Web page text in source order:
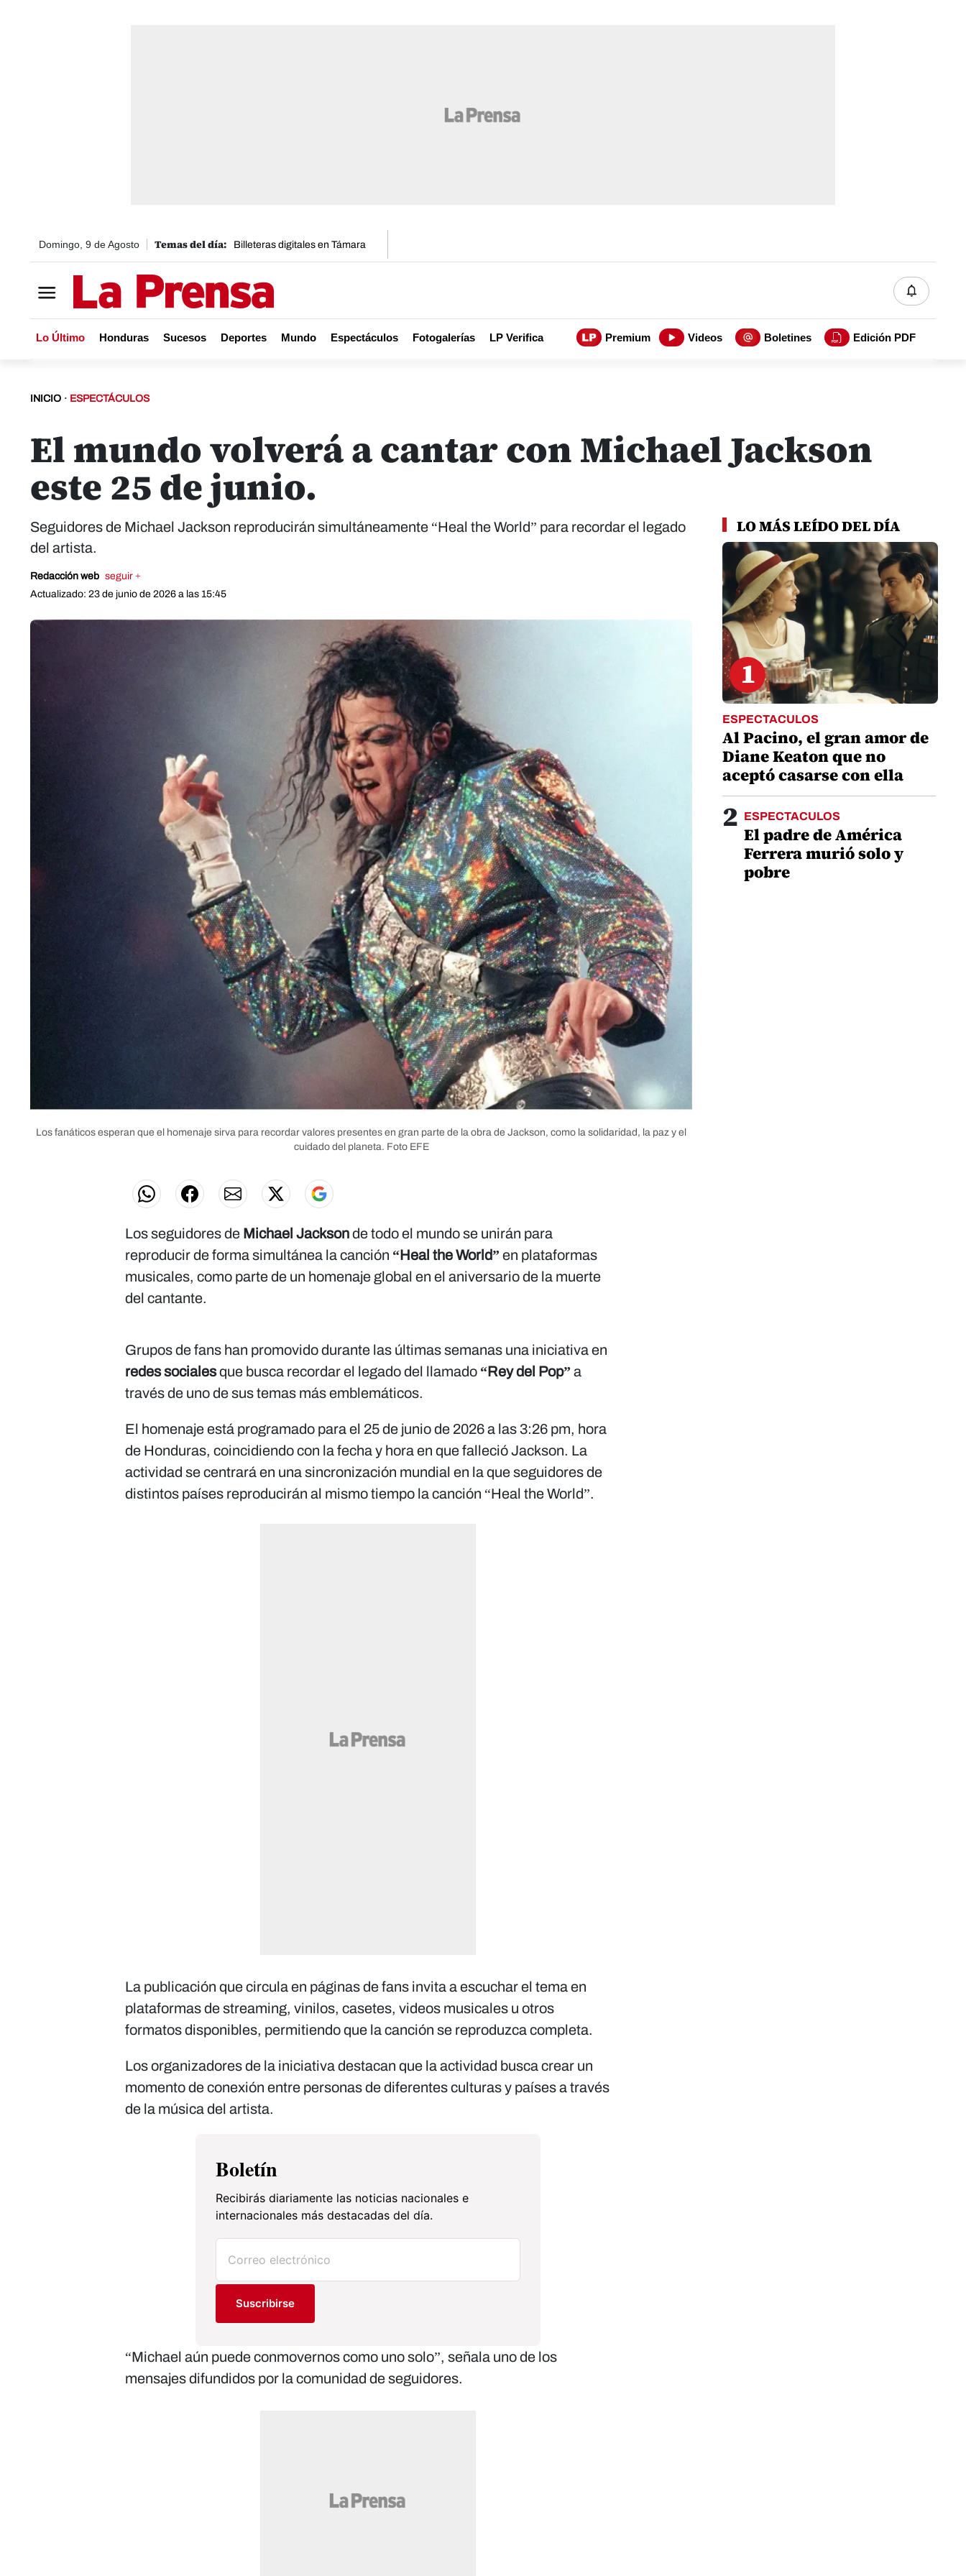
Domingo, 9 de Agosto Billeteras digitales en Támara
Lo Último Honduras Sucesos Deportes Mundo Espectáculos Fotogalerías LP Verifica Premium Videos Boletines Edición PDF
INICIO · ESPECTÁCULOS
El mundo volverá a cantar con Michael Jackson
este 25 de junio.
Seguidores de Michael Jackson reproducirán simultáneamente “Heal the World” para recordar el legado
del artista.
Redacción web seguir +
Actualizado: 23 de junio de 2026 a las 15:45
Los fanáticos esperan que el homenaje sirva para recordar valores presentes en gran parte de la obra de Jackson, como la solidaridad, la paz y el
cuidado del planeta. Foto EFE
Los seguidores de Michael Jacksonde todo el mundo se unirán para
reproducir de forma simultánea la canción “Heal the World” en plataformas
musicales, como parte de un homenaje global en el aniversario de la muerte
del cantante.
Grupos de fans han promovido durante las últimas semanas una iniciativa en
redes socialesque busca recordar el legado del llamado “Rey del Pop” a
través de uno de sus temas más emblemáticos.
El homenaje está programado para el 25 de junio de 2026 a las 3:26 pm, hora
de Honduras, coincidiendo con la fecha y hora en que falleció Jackson. La
actividad se centrará en una sincronización mundial en la que seguidores de
distintos países reproducirán al mismo tiempo la canción “Heal the World”.
La publicación que circula en páginas de fans invita a escuchar el tema en
plataformas de streaming, vinilos, casetes, videos musicales u otros
formatos disponibles, permitiendo que la canción se reproduzca completa.
Los organizadores de la iniciativa destacan que la actividad busca crear un
momento de conexión entre personas de diferentes culturas y países a través
de la música del artista.
Boletín
Recibirás diariamente las noticias nacionales e
internacionales más destacadas del día.
Suscribirse
“Michael aún puede conmovernos como uno solo”, señala uno de los
mensajes difundidos por la comunidad de seguidores.
LO MÁS LEÍDO DEL DÍA
1
ESPECTACULOS
Al Pacino, el gran amor de
Diane Keaton que no
aceptó casarse con ella
2 ESPECTACULOS
El padre de América
Ferrera murió solo y
pobre